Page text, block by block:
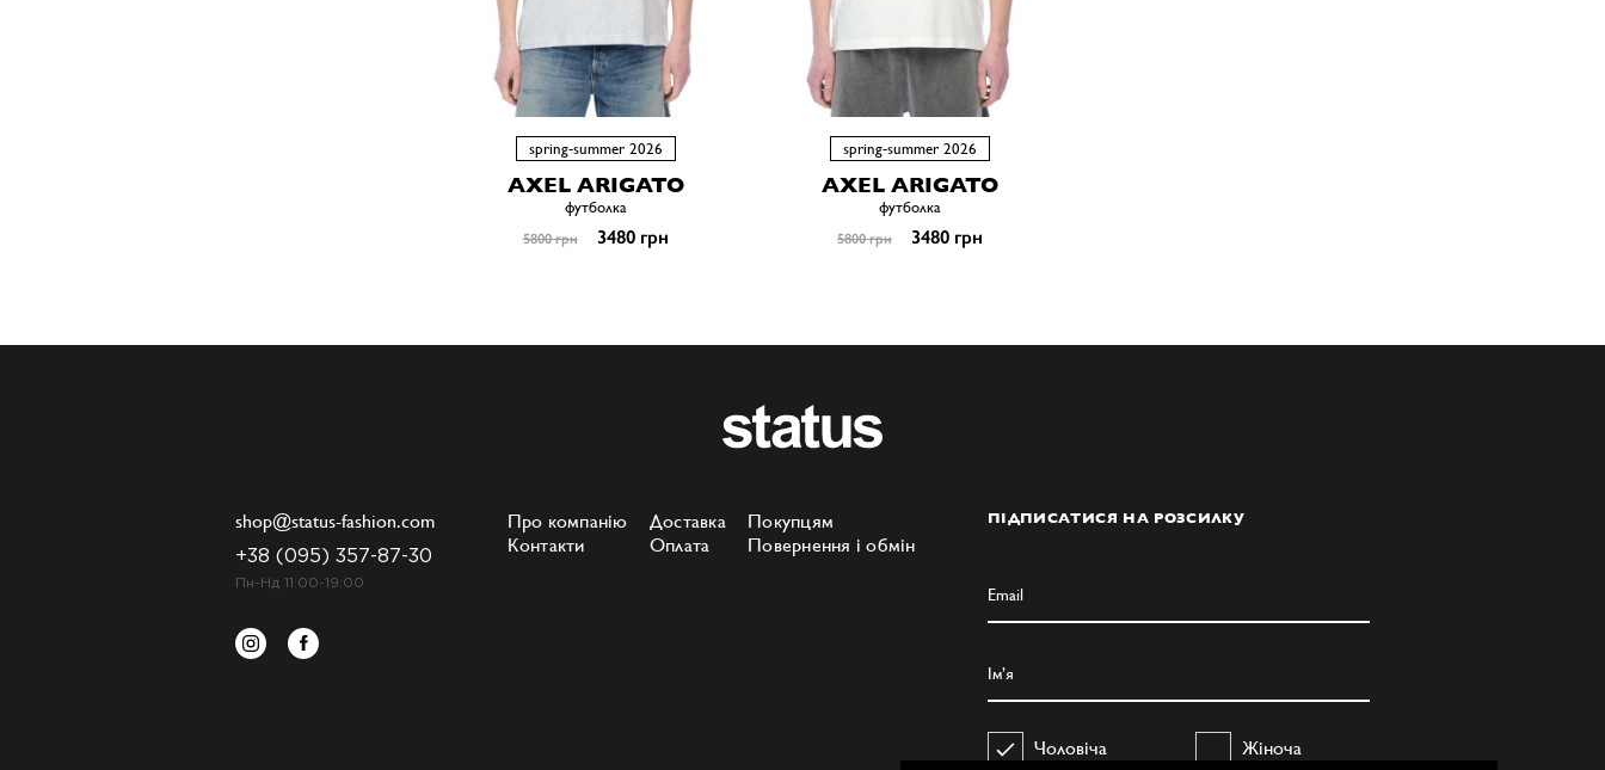
spring-summer 2026
AXEL ARIGATO
футболка
5800 грн 3480 грн
spring-summer 2026
AXEL ARIGATO
футболка
5800 грн 3480 грн
ПІДПИСАТИСЯ НА РОЗСИЛКУ
Чоловіча Жіноча
Про компанію
Контакти
Доставка
Оплата
Покупцям
Повернення і обмін
shop@status-fashion.com
+38 (095) 357-87-30
Пн-Нд 11:00-19:00